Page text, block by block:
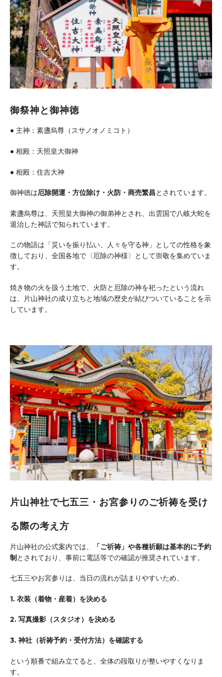
御祭神と御神徳
● 主神：素盞烏尊（スサノオノミコト）
● 相殿：天照皇大御神
● 相殿：住吉大神
御神徳は厄除開運・方位除け・火防・商売繁昌とされています。
素盞烏尊は、天照皇大御神の御弟神とされ、出雲国で八岐大蛇を
退治した神話で知られています。
この物語は「災いを振り払い、人々を守る神」としての性格を象
徴しており、全国各地で〈厄除の神様〉として崇敬を集めていま
す。
焼き物の火を扱う土地で、火防と厄除の神を祀ったという流れ
は、片山神社の成り立ちと地域の歴史が結びついていることを示
しています。
片山神社で七五三・お宮参りのご祈祷を受け
る際の考え方
片山神社の公式案内では、
「ご祈祷」や各種祈願は基本的に予約
制とされており、事前に電話等での確認が推奨されています。
七五三やお宮参りは、当日の流れが詰まりやすいため、
1. 衣装（着物・産着）を決める
2. 写真撮影（スタジオ）を決める
3. 神社（祈祷予約・受付方法）を確認する
という順番で組み立てると、全体の段取りが整いやすくなりま
す。